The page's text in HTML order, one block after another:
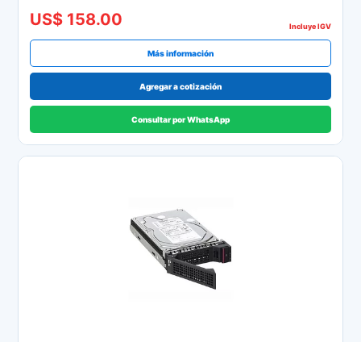
US$ 158.00 Incluye IGV
Más información
Agregar a cotización
Consultar por WhatsApp